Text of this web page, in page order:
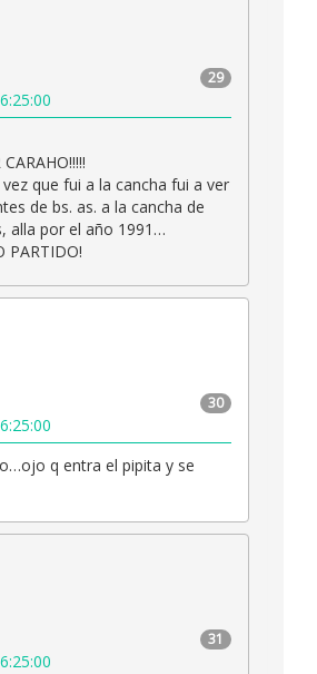
29
que fui a la cancha fui a ver
de bs. as. a la cancha de
alla por el año 1991…
PARTIDO!
30
q entra el pipita y se
31